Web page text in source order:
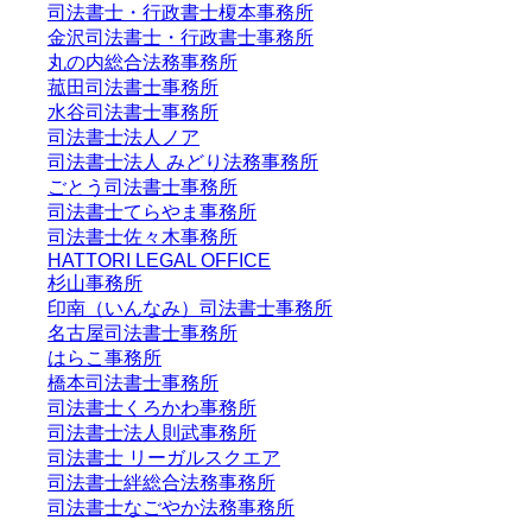
司法書士・行政書士榎本事務所
金沢司法書士・行政書士事務所
丸の内総合法務事務所
菰田司法書士事務所
水谷司法書士事務所
司法書士法人ノア
司法書士法人 みどり法務事務所
ごとう司法書士事務所
司法書士てらやま事務所
司法書士佐々木事務所
HATTORI LEGAL OFFICE
杉山事務所
印南（いんなみ）司法書士事務所
名古屋司法書士事務所
はらこ事務所
橋本司法書士事務所
司法書士くろかわ事務所
司法書士法人則武事務所
司法書士 リーガルスクエア
司法書士絆総合法務事務所
司法書士なごやか法務事務所